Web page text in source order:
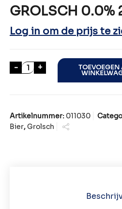
GROLSCH 0.0%
Log in om de prijs te
- GROLSCH 0.0% 24x30cl
+ TOEVOEGEN
Artikelnummer: 011030
Bier,Grolsch